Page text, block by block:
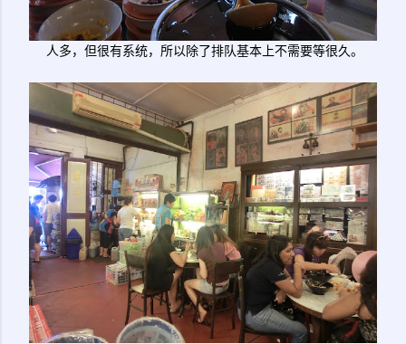
人多，但很有系统，所以除了排队基本上不需要等很久。